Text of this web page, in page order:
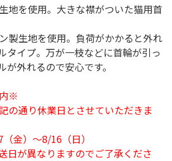
地を使用。大きな襟がついた猫用首
製生地を使用。負荷がかかると外れ
タイプ。万が一枝などに首輪が引っ
が外れるので安心です。
※
の通り休業日とさせていただきま
金）～8/16（日）
日が異なりますのでご了承くださ